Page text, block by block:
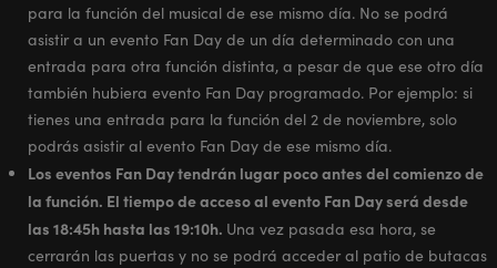
para la función del musical de ese mismo día. No se podrá
asistir a un evento Fan Day de un día determinado con una
entrada para otra función distinta, a pesar de que ese otro día
también hubiera evento Fan Day programado. Por ejemplo: si
tienes una entrada para la función del 2 de noviembre, solo
podrás asistir al evento Fan Day de ese mismo día.
Los eventos Fan Day tendrán lugar poco antes del comienzo de
la función. El tiempo de acceso al evento Fan Day será desde
las 18:45h hasta las 19:10h. Una vez pasada esa hora, se
cerrarán las puertas y no se podrá acceder al patio de butacas